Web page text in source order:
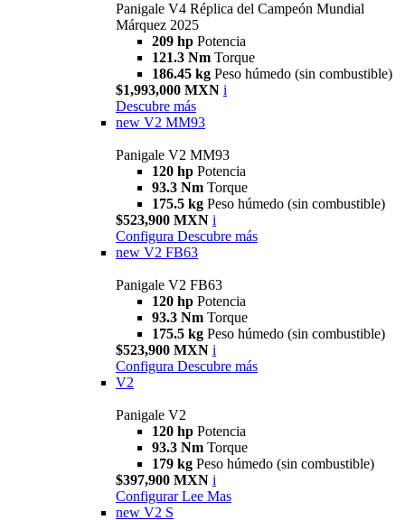
Panigale V4 Réplica del Campeón Mundial
Márquez 2025
209 hp Potencia
121.3 Nm Torque
186.45 kg Peso húmedo (sin combustible)
$1,993,000 MXN i
Descubre más
new V2 MM93
Panigale V2 MM93
120 hp Potencia
93.3 Nm Torque
175.5 kg Peso húmedo (sin combustible)
$523,900 MXN i
Configura Descubre más
new V2 FB63
Panigale V2 FB63
120 hp Potencia
93.3 Nm Torque
175.5 kg Peso húmedo (sin combustible)
$523,900 MXN i
Configura Descubre más
V2
Panigale V2
120 hp Potencia
93.3 Nm Torque
179 kg Peso húmedo (sin combustible)
$397,900 MXN i
Configurar Lee Mas
new V2 S